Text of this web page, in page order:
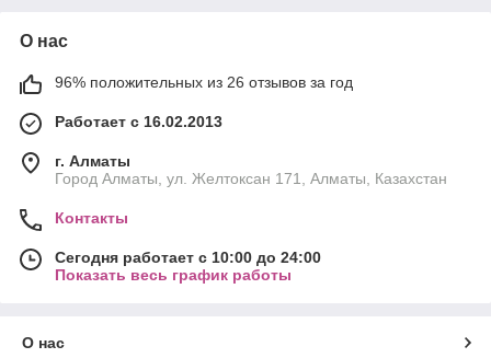
О нас
96% положительных из 26 отзывов за год
Работает с 16.02.2013
г. Алматы
Город Алматы, ул. Желтоксан 171, Алматы, Казахстан
Контакты
Сегодня работает с 10:00 до 24:00
Показать весь график работы
О нас